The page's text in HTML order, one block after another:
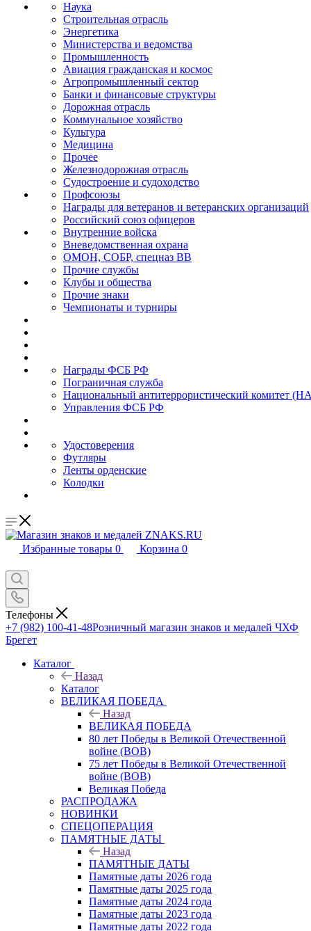
Наука
Строительная отрасль
Энергетика
Министерства и ведомства
Промышленность
Авиация гражданская и космос
Агропромышленный сектор
Банки и финансовые структуры
Дорожная отрасль
Коммунальное хозяйство
Культура
Медицина
Прочее
Железнодорожная отрасль
Судостроение и судоходство
Профсоюзы
Награды для ветеранов и ветеранских организаций
Российский союз офицеров
Внутренние войска
Вневедомственная охрана
ОМОН, СОБР, спецназ ВВ
Прочие службы
Клубы и общества
Прочие знаки
Чемпионаты и турниры
Награды ФСБ РФ
Пограничная служба
Национальный антитеррористический комитет
Управления ФСБ РФ
Удостоверения
Футляры
Ленты орденские
Колодки
Избранные товары 0 Корзина 0
Телефоны
+7 (982) 100-41-48Розничный магазин знаков и медалей ЧХФ
Брегет
Каталог
Назад
Каталог
ВЕЛИКАЯ ПОБЕДА
Назад
ВЕЛИКАЯ ПОБЕДА
80 лет Победы в Великой Отечественной
войне (ВОВ)
75 лет Победы в Великой Отечественной
войне (ВОВ)
Великая Победа
РАСПРОДАЖА
НОВИНКИ
СПЕЦОПЕРАЦИЯ
ПАМЯТНЫЕ ДАТЫ
Назад
ПАМЯТНЫЕ ДАТЫ
Памятные даты 2026 года
Памятные даты 2025 года
Памятные даты 2024 года
Памятные даты 2023 года
Памятные даты 2022 года